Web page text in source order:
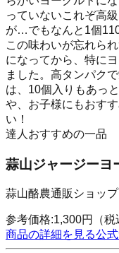
っていないこれぞ高
が…でもなんと1個
この味わいが忘れら
になってから、特に
ました。高タンパク
は、10個入りもあっ
や、お子様にもおす
い！
達人おすすめの一品
蒜山ジャージーヨ
蒜山酪農通販ショップ
参考価格:1,300円
（税
商品の詳細を見る公